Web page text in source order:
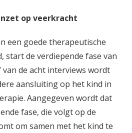
op veerkracht
een goede therapeutische
start de verdiepende fase van
de acht interviews wordt
aansluiting op het kind in
Aangegeven wordt dat
fase, die volgt op de
om samen met het kind te